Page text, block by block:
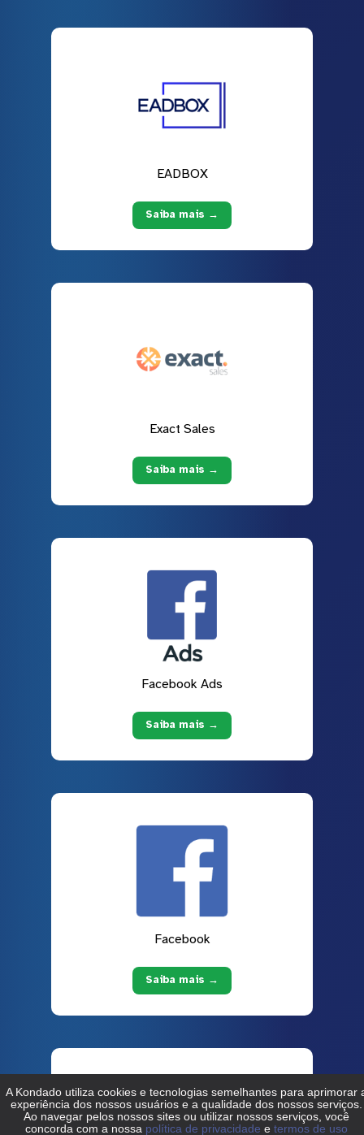
EADBOX
Saiba mais →
Exact Sales
Saiba mais →
Facebook Ads
Saiba mais →
Facebook
Saiba mais →